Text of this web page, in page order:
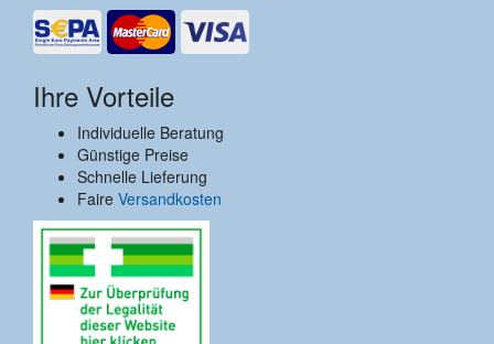
Ihre Vorteile
Individuelle Beratung
Günstige Preise
Schnelle Lieferung
Faire Versandkosten